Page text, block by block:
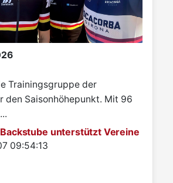
Trainingsgruppe der
den Saisonhöhepunkt. Mit 96
unterstützt Vereine
09:54:13